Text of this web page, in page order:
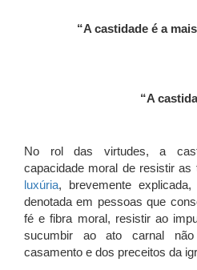
“A castidade é a
“A
No rol das virtudes, a
capacidade moral de resistir
luxúria, brevemente
denotada em pessoas que
fé e fibra moral, resistir ao
sucumbir ao ato carnal
casamento e dos preceitos da